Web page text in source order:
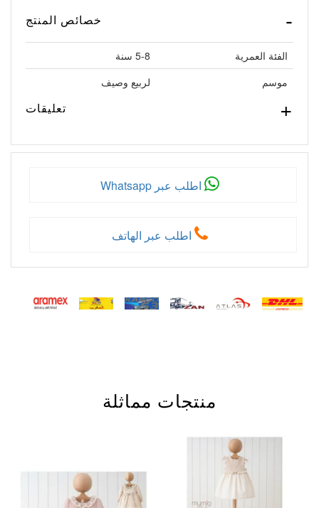
خصائص المنتج
الفئة العمرية
5-8 سنة
موسم
لربيع وصيف
تعليقات
اطلب عبر Whatsapp
اطلب عبر الهاتف
منتجات مماثلة